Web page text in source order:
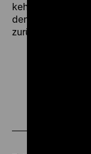
kehrte die
den Westen zum
zurück. (rs)